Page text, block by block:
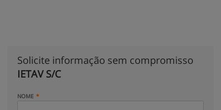
Solicite informação sem compromisso
IETAV S/C
NOME